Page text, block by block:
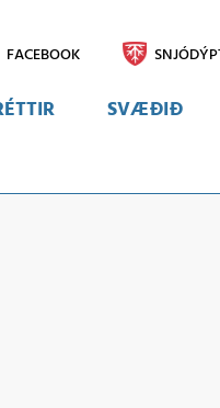
FACEBOOK
SVÆÐIÐ
Svæðið